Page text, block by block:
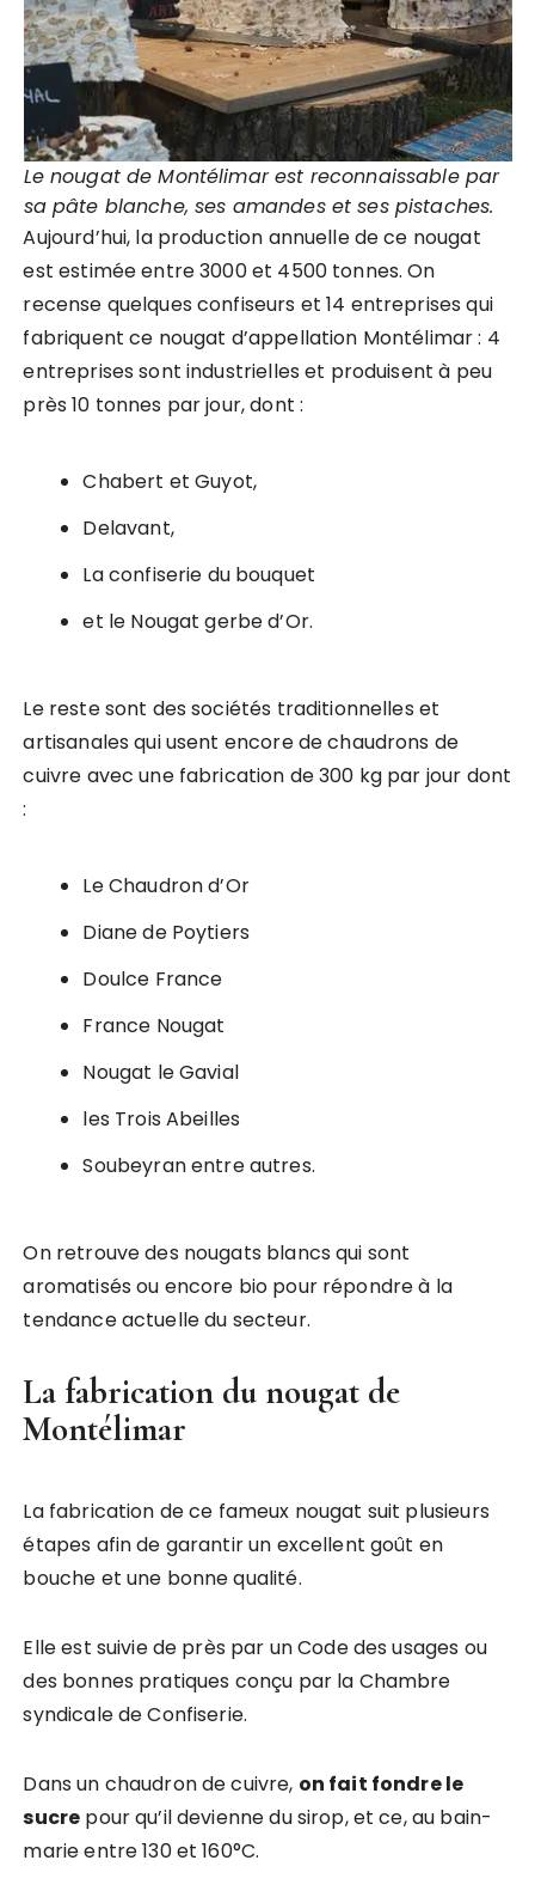
Le nougat de Montélimar est reconnaissable par
sa pâte blanche, ses amandes et ses pistaches.
Aujourd’hui, la production annuelle de ce nougat
est estimée entre 3000 et 4500 tonnes. On
recense quelques confiseurs et 14 entreprises qui
fabriquent ce nougat d’appellation Montélimar : 4
entreprises sont industrielles et produisent à peu
près 10 tonnes par jour, dont :
Chabert et Guyot,
Delavant,
La confiserie du bouquet
et le Nougat gerbe d’Or.
Le reste sont des sociétés traditionnelles et
artisanales qui usent encore de chaudrons de
cuivre avec une fabrication de 300 kg par jour dont
:
Le Chaudron d’Or
Diane de Poytiers
Doulce France
France Nougat
Nougat le Gavial
les Trois Abeilles
Soubeyran entre autres.
On retrouve des nougats blancs qui sont
aromatisés ou encore bio pour répondre à la
tendance actuelle du secteur.
La fabrication du nougat de
Montélimar
La fabrication de ce fameux nougat suit plusieurs
étapes afin de garantir un excellent goût en
bouche et une bonne qualité.
Elle est suivie de près par un Code des usages ou
des bonnes pratiques conçu par la Chambre
syndicale de Confiserie.
Dans un chaudron de cuivre, on fait fondre le
sucre pour qu’il devienne du sirop, et ce, au bain-
marie entre 130 et 160°C.